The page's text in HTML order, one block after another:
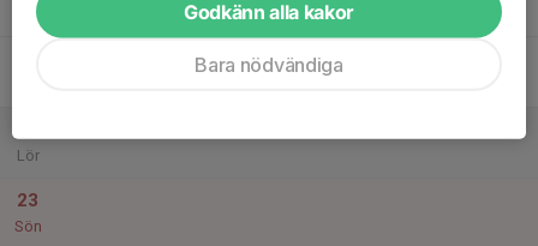
Tor
Lör
23
Sön
Godkänn alla kakor
Bara nödvändiga